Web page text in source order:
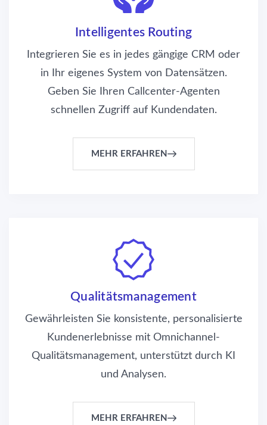
Intelligentes Routing
Integrieren Sie es in jedes gängige CRM oder
in Ihr eigenes System von Datensätzen.
Geben Sie Ihren Callcenter-Agenten
schnellen Zugriff auf Kundendaten.
MEHR ERFAHREN
Qualitätsmanagement
Gewährleisten Sie konsistente, personalisierte
Kundenerlebnisse mit Omnichannel-
Qualitätsmanagement, unterstützt durch KI
und Analysen.
MEHR ERFAHREN